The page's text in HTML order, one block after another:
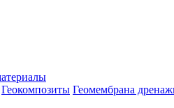
Геокомпозиты Геомембрана